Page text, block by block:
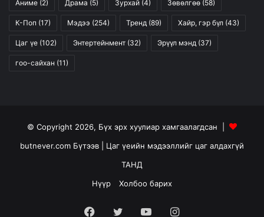
Аниме (2) Драма (5) Зурхай (4) Зөвөлгөө (58)
К-Поп (17) Мэдээ (254) Тренд (89) Хайр, гэр бүл (43)
Цаг үе (102) Энтертейнмент (32) Эрүүл мэнд (37)
гоо-сайхан (11)
© Copyright 2026, Бүх эрх хуулиар хамгаалагдсан |
butnever.com Бүтээв | Цаг үеийн мэдээллийг цаг алдахгүй
ТАНД
Нүүр
Холбоо барих
Facebook
Twitter YouTubeInstagram